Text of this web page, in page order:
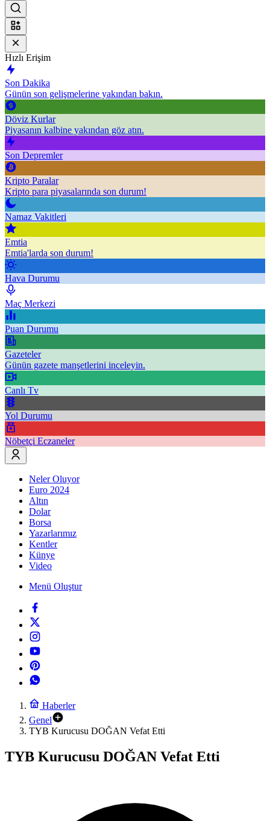
Hızlı Erişim
Son Dakika
Günün son gelişmelerine yakından bakın.
Döviz Kurlar
Piyasanın kalbine yakından göz atın.
Son Depremler
Kripto Paralar
Kripto para piyasalarında son durum!
Namaz Vakitleri
Emtia
Emtia'larda son durum!
Hava Durumu
Maç Merkezi
Puan Durumu
Gazeteler
Günün gazete manşetlerini inceleyin.
Canlı Tv
Yol Durumu
Nöbetçi Eczaneler
Neler Oluyor
Euro 2024
Altın
Dolar
Borsa
Yazarlarımız
Kentler
Künye
Video
Menü Oluştur
Haberler
Genel
TYB Kurucusu DOĞAN Vefat Etti
TYB Kurucusu DOĞAN Vefat Etti